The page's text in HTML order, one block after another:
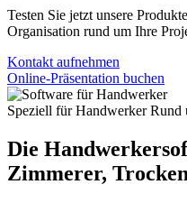
Testen Sie jetzt unsere
Organisation rund um Ihre
Kontakt aufnehmen
Online-Präsentation buchen
Speziell für Handwerker Rund
Die
Zimmerer,